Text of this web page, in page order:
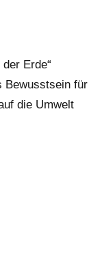
Erde“
Bewusstsein für
die Umwelt